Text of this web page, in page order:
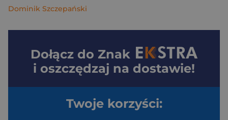
Dominik Szczepański
Dołącz do Znak
i oszczędzaj na dostawie!
Twoje korzyści: